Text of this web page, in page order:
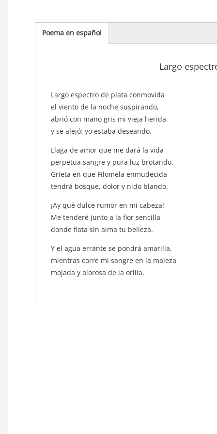
Poema en español
Largo
Largo espectro de plata conmovida
el viento de la noche suspirando,
abrió con mano gris mi vieja herida
y se alejó: yo estaba deseando.
Llaga de amor que me dará la vida
perpetua sangre y pura luz brotando.
Grieta en que Filomela enmudecida
tendrá bosque, dolor y nido blando.
¡Ay qué dulce rumor en mi cabeza!
Me tenderé junto a la flor sencilla
donde flota sin alma tu belleza.
Y el agua errante se pondrá amarilla,
mientras corre mi sangre en la maleza
mojada y olorosa de la orilla.